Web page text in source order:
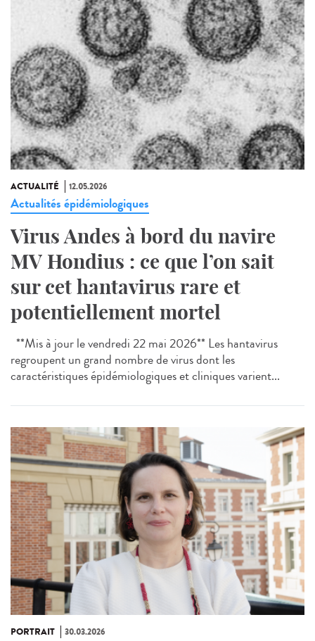
ACTUALITÉ 12.05.2026
Actualités épidémiologiques
Virus Andes à bord du navire
MV Hondius : ce que l’on sait
sur cet hantavirus rare et
potentiellement mortel
**Mis à jour le vendredi 22 mai 2026** Les hantavirus
regroupent un grand nombre de virus dont les
caractéristiques épidémiologiques et cliniques varient...
PORTRAIT 30.03.2026